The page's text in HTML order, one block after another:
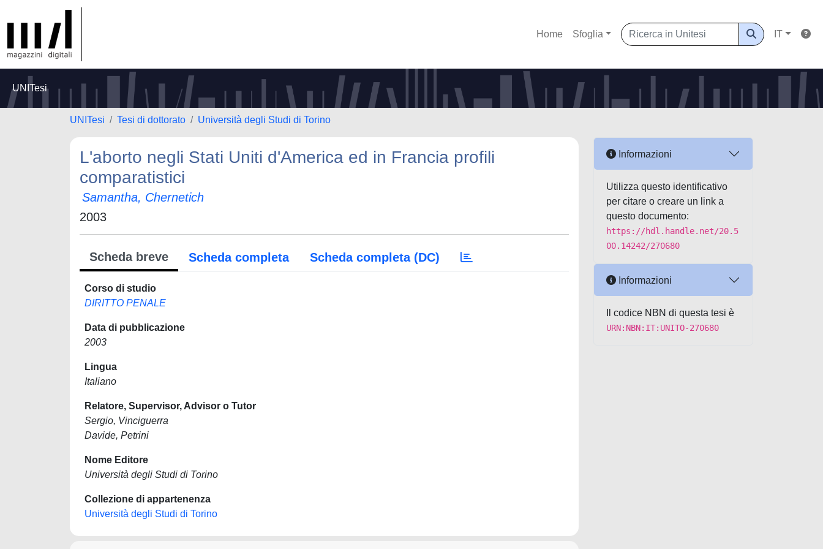
Home Sfoglia IT
UNITesi
UNITesi Tesi di dottorato Università degli Studi di Torino
L'aborto negli Stati Uniti d'America ed in Francia profili
comparatistici
Samantha, Chernetich
2003
Scheda breve Scheda completa Scheda completa (DC)
Corso di studio
DIRITTO PENALE
Data di pubblicazione
2003
Lingua
Italiano
Relatore, Supervisor, Advisor o Tutor
Sergio, Vinciguerra
Davide, Petrini
Nome Editore
Università degli Studi di Torino
Collezione di appartenenza
Università degli Studi di Torino
Informazioni
Utilizza questo identificativo
per citare o creare un link a
questo documento:
https://hdl.handle.net/20.5
00.14242/270680
Informazioni
Il codice NBN di questa tesi è
URN:NBN:IT:UNITO-270680